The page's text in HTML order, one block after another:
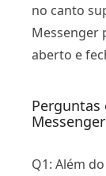
no canto
Messenger
aberto e
Perguntas
Messenger
Q1: Além